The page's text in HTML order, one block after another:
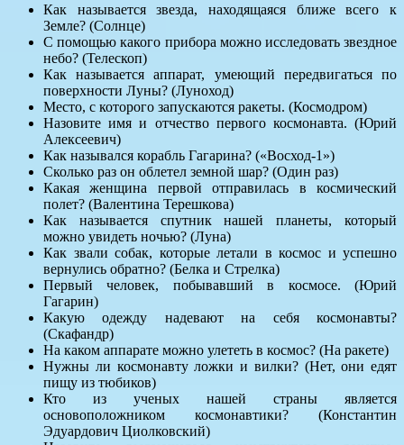
Как называется звезда, находящаяся ближе всего к
Земле? (Солнце)
С помощью какого прибора можно исследовать звездное
небо? (Телескоп)
Как называется аппарат, умеющий передвигаться по
поверхности Луны? (Луноход)
Место, с которого запускаются ракеты. (Космодром)
Назовите имя и отчество первого космонавта. (Юрий
Алексеевич)
Как назывался корабль Гагарина? («Восход-1»)
Сколько раз он облетел земной шар? (Один раз)
Какая женщина первой отправилась в космический
полет? (Валентина Терешкова)
Как называется спутник нашей планеты, который
можно увидеть ночью? (Луна)
Как звали собак, которые летали в космос и успешно
вернулись обратно? (Белка и Стрелка)
Первый человек, побывавший в космосе. (Юрий
Гагарин)
Какую одежду надевают на себя космонавты?
(Скафандр)
На каком аппарате можно улететь в космос? (На ракете)
Нужны ли космонавту ложки и вилки? (Нет, они едят
пищу из тюбиков)
Кто из ученых нашей страны является
основоположником космонавтики? (Константин
Эдуардович Циолковский)